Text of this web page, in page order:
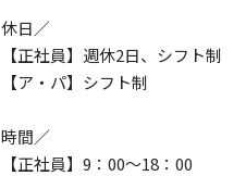
休日／
【正社員】週休2日、シフト制
【ア・パ】シフト制
時間／
【正社員】9：00～18：00